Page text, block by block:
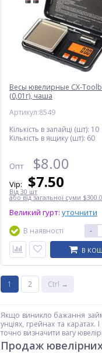
Годинники наручні 2199BK
SKMEI, BLACK
Опт $6.80
$6.50
Весы ювелирные CX-
(0,01г), чаша
Артикул:8549
Кількість в запайці (шт): 10
Кількість в ящику (шт): 60
Опт $8.00
Vip: $7.50
Від 30 шт
або від загальної суми
Великий гурт: уточнити
В наявності -
В
1 2 Ctrl →
Якщо виникло бажання
унціях, грейнах та
точно визначити вагу
Продаж